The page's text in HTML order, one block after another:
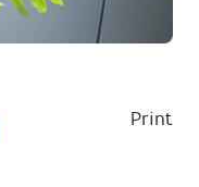
Print